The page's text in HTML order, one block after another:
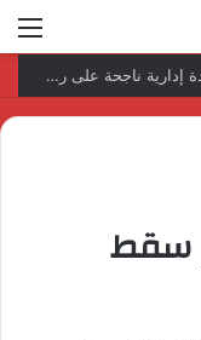
نتائج إيجابية بعد زيارة وفد الجامعة المصرية النتائج إيجابية بعد زيارة وفد الجامعة المصرية الروسية لمصنع الإلكترونياتروسية لمصنع الإلكترونيات
سقط